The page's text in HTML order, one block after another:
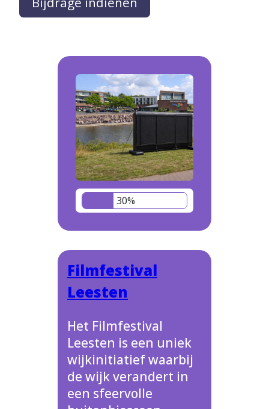
30%
Filmfestival
Leesten
Het Filmfestival
Leesten is een uniek
wijkinitiatief waarbij
de wijk verandert in
een sfeervolle